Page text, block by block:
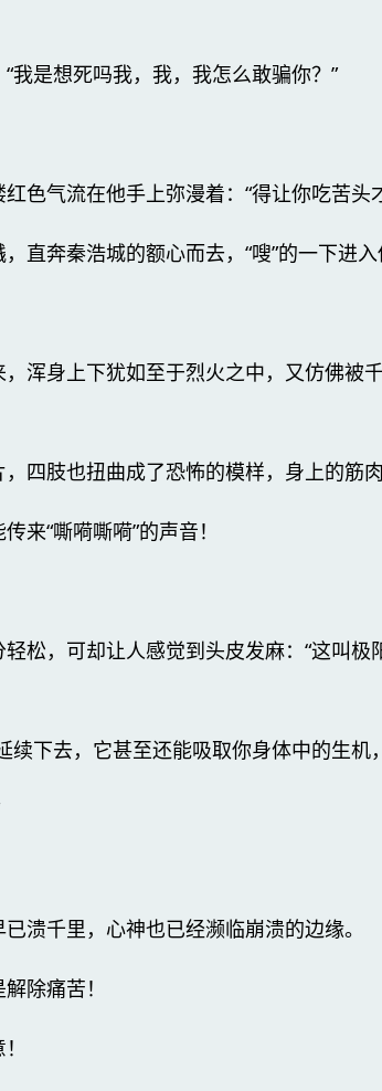
我是想死吗我，我，我怎么敢骗你？”
色气流在他手上弥漫着：“得让你吃苦头
直奔秦浩城的额心而去，“嗖”的一下进入
浑身上下犹如至于烈火之中，又仿佛被
四肢也扭曲成了恐怖的模样，身上的筋
来“嘶嗬嘶嗬”的声音！
松，可却让人感觉到头皮发麻：“这叫极
续下去，它甚至还能吸取你身体中的生机
溃千里，心神也已经濒临崩溃的边缘。
除痛苦！